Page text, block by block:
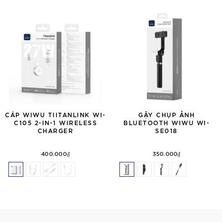
CÁP WIWU TIITANLINK WI-
C105 2-IN-1 WIRELESS
CHARGER
400.000₫
GẬY CHỤP ẢNH
BLUETOOTH WIWU WI-
SE018
350.000₫